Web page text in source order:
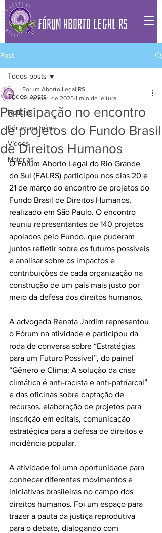
FÓRUM ABORTO LEGAL RS
Post
Todos posts
Notícias
Fórum na mídia
Vídeos
Matérias
Todos posts
Participação no encontro
de projetos do Fundo Brasil
de Direitos Humanos
Forum Aborto Legal RS
31 de mar. de 2025 1 min de leitura
O Fórum Aborto Legal do Rio Grande
do Sul (FALRS) participou nos dias 20 e
21 de março do encontro de projetos do
Fundo Brasil de Direitos Humanos,
realizado em São Paulo. O encontro
reuniu representantes de 140 projetos
apoiados pelo Fundo, que puderam
juntos refletir sobre os futuros possíveis
e analisar sobre os impactos e
contribuições de cada organização na
construção de um país mais justo por
meio da defesa dos direitos humanos.
A advogada Renata Jardim representou
o Fórum na atividade e participou da
roda de conversa sobre “Estratégias
para um Futuro Possível”, do painel
“Gênero e Clima: A solução da crise
climática é anti-racista e anti-patriarcal”
e das oficinas sobre captação de
recursos, elaboração de projetos para
inscrição em editais, comunicação
estratégica para a defesa de direitos e
incidência popular.
A atividade foi uma oportunidade para
conhecer diferentes movimentos e
iniciativas brasileiras no campo dos
direitos humanos. Foi um espaço para
trazer a pauta da justiça reprodutiva
para o debate, dialogando com